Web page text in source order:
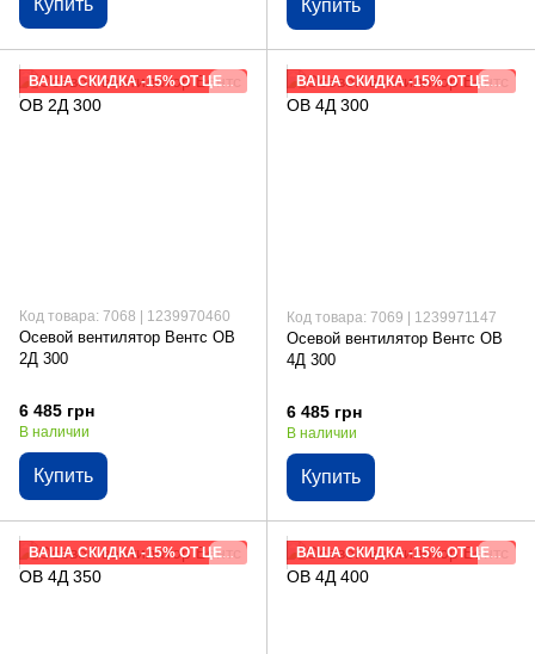
Купить Купить
ВАША СКИДКА -15% ОТ ЦЕНЫ САЙТА
Код товара: 7068 | 1239970460
Осевой вентилятор Вентс ОВ
2Д 300
6 485 грн
В наличии
Купить
ВАША СКИДКА -15% ОТ ЦЕНЫ САЙТА
Код товара: 7069 | 1239971147
Осевой вентилятор Вентс ОВ
4Д 300
6 485 грн
В наличии
Купить